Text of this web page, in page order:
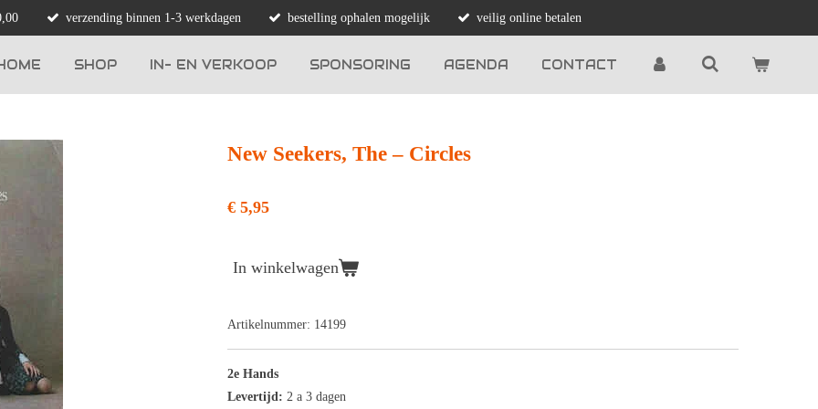
verzending binnen 1-3 werkdagen bestelling ophalen mogelijk veilig online betalen
SHOP IN- EN VERKOOP SPONSORING AGENDA CONTACT
New Seekers, The ‎– Circles
€ 5,95
In winkelwagen
Artikelnummer: 14199
2e Hands
Levertijd: 2 a 3 dagen